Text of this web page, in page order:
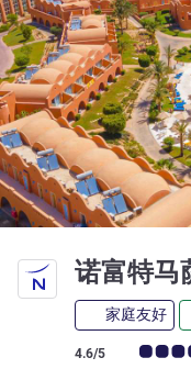
诺富特马
家庭友好
客户意见评级 (ALL
4.6/5